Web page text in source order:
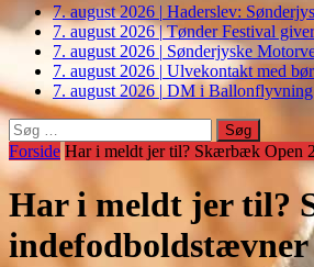
7. august 2026 | Haderslev:
7. august 2026 | Tønder Festival
7. august 2026 | Sønderjyske
7. august 2026 | Ulvekontakt med
7. august 2026 | DM i Ballonflyvning
Søg
efter:
Forside Har i meldt jer til? Skærbæk Open
Har i meldt jer til?